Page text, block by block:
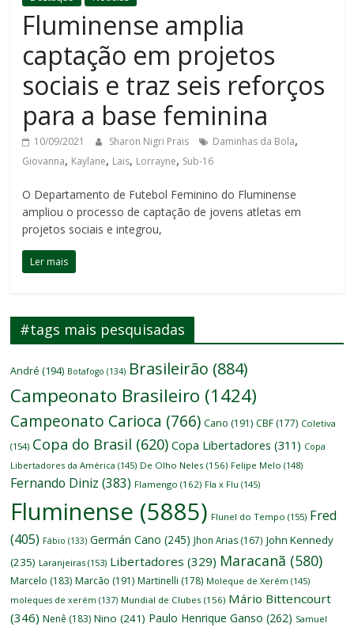
Fluminense amplia
captação em projetos
sociais e traz seis reforços
para a base feminina
10/09/2021 Sharon Nigri Prais Daminhas da Bola,
Giovanna, Kaylane, Lais, Lorrayne, Sub-16
O Departamento de Futebol Feminino do Fluminense
ampliou o processo de captação de jovens atletas em
projetos sociais e integrou,
Ler mais
#tags mais pesquisadas
André (194) Botafogo (134) Brasileirão (884)
Campeonato Brasileiro (1424)
Campeonato Carioca (766) Cano (191) CBF (177) Coletiva
(154) Copa do Brasil (620) Copa Libertadores (311) Copa
Libertadores da América (145) De Olho Neles (156) Felipe Melo (148)
Fernando Diniz (383) Flamengo (162) Fla x Flu (145)
Fluminense (5885) Flunel do Tempo (155) Fred
(405) Fábio (133) Germán Cano (245) Jhon Arias (167) John Kennedy
(235) Laranjeiras (153) Libertadores (329) Maracanã (580)
Marcelo (183) Marcão (191) Martinelli (178) Moleque de Xerém (145)
moleques de xerém (137) Mundial de Clubes (156) Mário Bittencourt
(346) Nenê (183) Nino (241) Paulo Henrique Ganso (262) Samuel